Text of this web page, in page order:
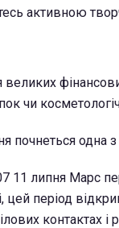
активною
чи
почнеться одна
11 липня Марс
цей період
контактах і